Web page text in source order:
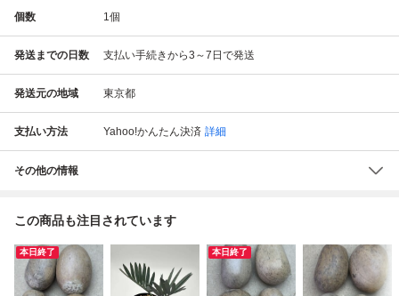
個数 1個
発送までの日数 支払い手続きから3～7日で発送
発送元の地域 東京都
支払い方法 Yahoo!かんたん決済 詳細
その他の情報
この商品も注目されています
本日終了 本日終了